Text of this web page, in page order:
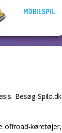
MOBILSPIL
Besøg Spilo.dk
offroad-køretøjer,